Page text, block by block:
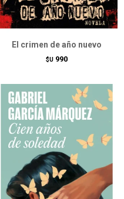
El crimen de año nuevo
$U 990